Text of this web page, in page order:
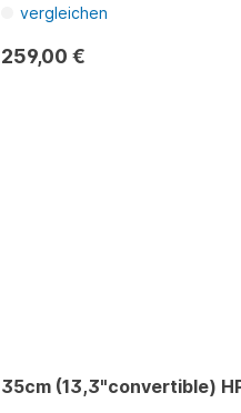
vergleichen
259,00 €
35cm (13,3"convertible)